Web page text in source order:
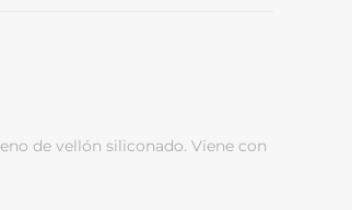
de vellón siliconado. Viene con